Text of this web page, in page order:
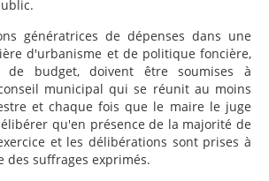
génératrices de dépenses dans une
d'urbanisme et de politique foncière,
de budget, doivent être soumises à
municipal qui se réunit au moins
et chaque fois que le maire le juge
qu'en présence de la majorité de
et les délibérations sont prises à
des suffrages exprimés.